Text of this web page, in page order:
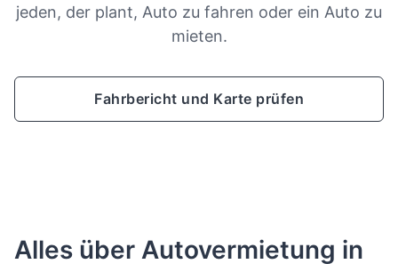
jeden, der plant, Auto zu fahren oder ein Auto zu
mieten.
Fahrbericht und Karte prüfen
Alles über Autovermietung in